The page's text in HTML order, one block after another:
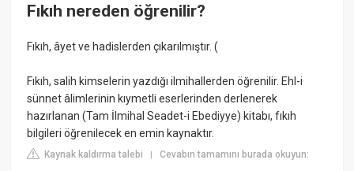
Fıkıh nereden öğrenilir?
Fıkıh, âyet ve hadislerden çıkarılmıştır. (
Fıkıh, salih kimselerin yazdığı ilmihallerden öğrenilir. Ehl-i
sünnet âlimlerinin kıymetli eserlerinden derlenerek
hazırlanan (Tam İlmihal Seadet-i Ebediyye) kitabı, fıkıh
bilgileri öğrenilecek en emin kaynaktır.
Kaynak kaldırma talebi |Cevabın tamamını burada okuyun: